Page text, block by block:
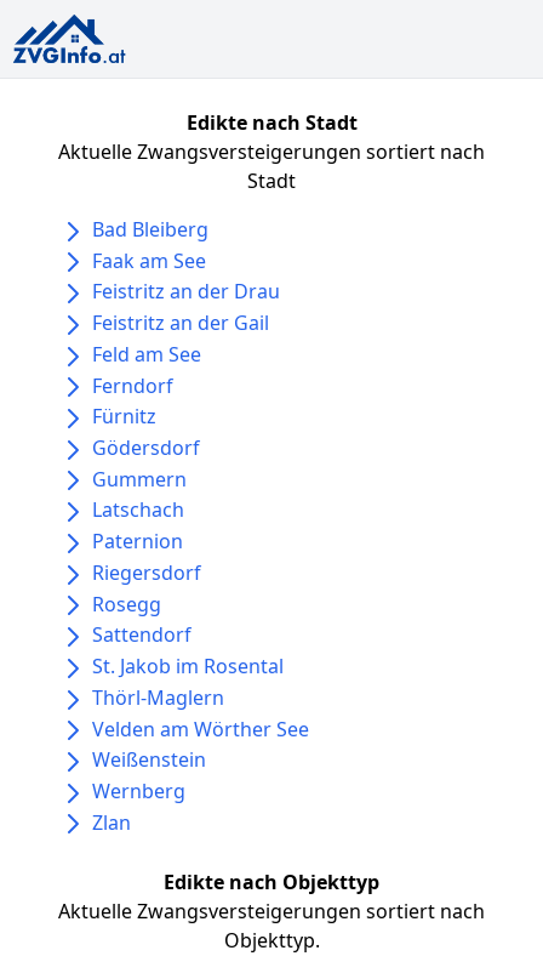
Edikte nach Stadt
Aktuelle Zwangsversteigerungen sortiert nach
Stadt
Bad Bleiberg
Faak am See
Feistritz an der Drau
Feistritz an der Gail
Feld am See
Ferndorf
Fürnitz
Gödersdorf
Gummern
Latschach
Paternion
Riegersdorf
Rosegg
Sattendorf
St. Jakob im Rosental
Thörl-Maglern
Velden am Wörther See
Weißenstein
Wernberg
Zlan
Edikte nach Objekttyp
Aktuelle Zwangsversteigerungen sortiert nach
Objekttyp.